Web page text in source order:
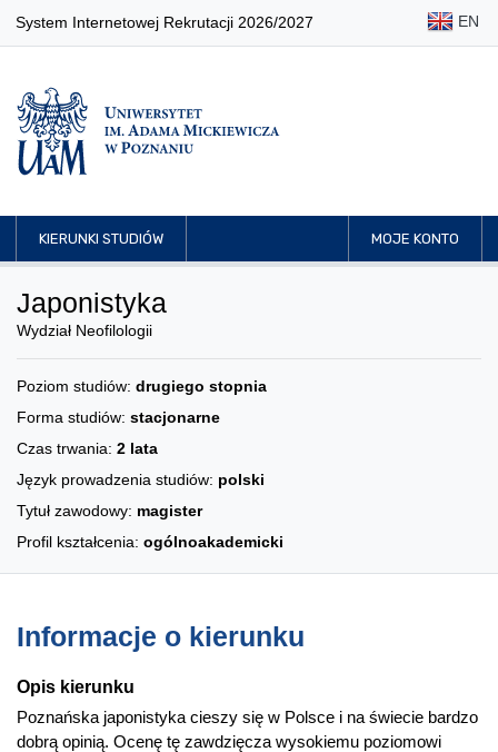
System Internetowej Rekrutacji 2026/2027 EN
KIERUNKI STUDIÓW MOJE KONTO
Japonistyka
Wydział Neofilologii
Poziom studiów: drugiego stopnia
Forma studiów: stacjonarne
Czas trwania: 2 lata
Język prowadzenia studiów: polski
Tytuł zawodowy: magister
Profil kształcenia: ogólnoakademicki
Informacje o kierunku
Opis kierunku
Poznańska japonistyka cieszy się w Polsce i na świecie bardzo
dobrą opinią. Ocenę tę zawdzięcza wysokiemu poziomowi